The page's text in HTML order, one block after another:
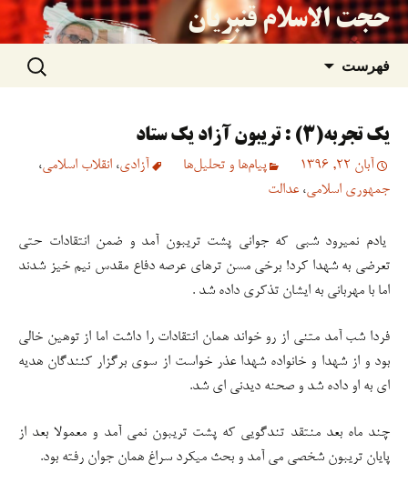
حجت الاسلام قنبریان
فهرست
نوشته‌ها
جستجو
برای:
یک تجربه(۳) : تریبون آزاد یک ستاد
آبان 22, 1396 پیام‌ها و تحلیل‌ها آزادی، انقلاب اسلامی،
جمهوری اسلامی، عدالت
یادم نمیرود شبی که جوانی پشت تریبون آمد و ضمن انتقادات حتی
تعرضی به شهدا کرد! برخی مسن ترهای عرصه دفاع مقدس نیم خیز شدند
اما با مهربانی به ایشان تذکری داده شد .
فردا شب آمد متنی از رو خواند همان انتقادات را داشت اما از توهین خالی
بود و از شهدا و خانواده شهدا عذر خواست از سوی برگزار کنندگان هدیه
ای به او داده شد و صحنه دیدنی ای شد.
چند ماه بعد منتقد تندگویی که پشت تریبون نمی آمد و معمولا بعد از
پایان تریبون شخصی می آمد و بحث میکرد سراغ همان جوان رفته بود.